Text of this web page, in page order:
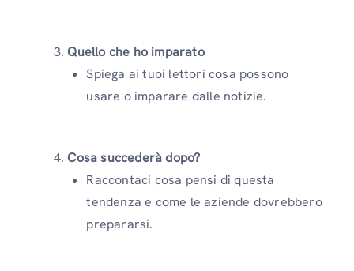
Quello che ho imparato
Spiega ai tuoi lettori cosa possono
usare o imparare dalle notizie.
Cosa succederà dopo?
Raccontaci cosa pensi di questa
tendenza e come le aziende dovrebbero
prepararsi.